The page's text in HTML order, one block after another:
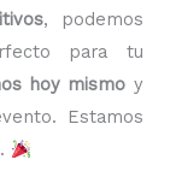
, podemos
para tu
hoy mismo y
Estamos